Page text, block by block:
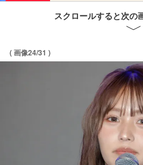
スクロールすると次の
( 画像24/31 )